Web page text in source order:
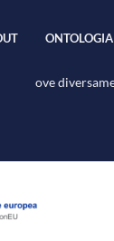
ONTOLOGIA
ove